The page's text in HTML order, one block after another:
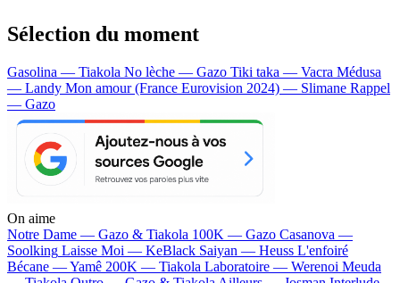
Sélection du moment
Gasolina — Tiakola No lèche — Gazo Tiki taka — Vacra Médusa
— Landy Mon amour (France Eurovision 2024) — Slimane Rappel
— Gazo
On aime
Notre Dame — Gazo & Tiakola 100K — Gazo Casanova —
Soolking Laisse Moi — KeBlack Saiyan — Heuss L'enfoiré
Bécane —Yamê 200K — Tiakola Laboratoire — Werenoi Meuda